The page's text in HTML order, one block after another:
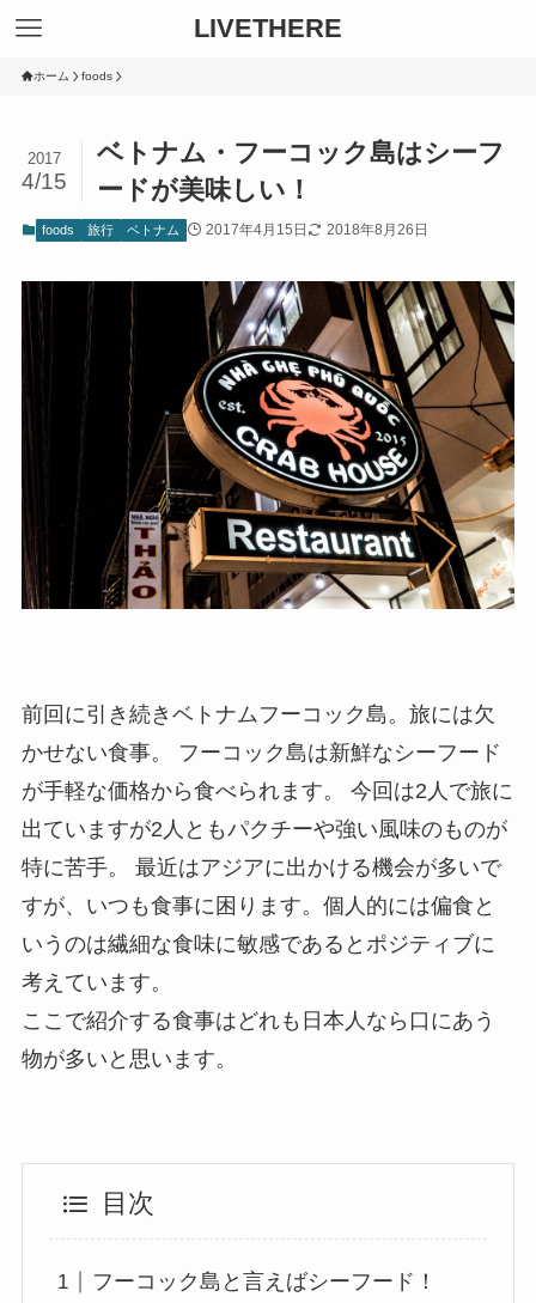
LIVETHERE
ホーム foods
ベトナム・フーコック島はシーフ
ードが美味しい！
2017
4/15
foods 旅行 ベトナム 2017年4月15日 2018年8月26日
前回に引き続きベトナムフーコック島。旅には欠
かせない食事。 フーコック島は新鮮なシーフード
が手軽な価格から食べられます。 今回は2人で旅に
出ていますが2人ともパクチーや強い風味のものが
特に苦手。 最近はアジアに出かける機会が多いで
すが、いつも食事に困ります。個人的には偏食と
いうのは繊細な食味に敏感であるとポジティブに
考えています。
ここで紹介する食事はどれも日本人なら口にあう
物が多いと思います。
目次
フーコック島と言えばシーフード！